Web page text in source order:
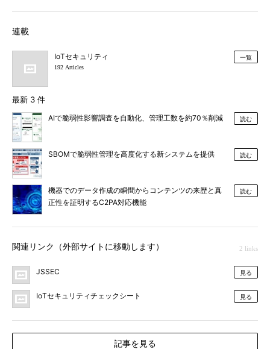
連載
IoTセキュリティ
192 Articles
一覧
最新 3 件
AIで脆弱性影響調査を自動化、管理工数を約70％削減 読む
SBOMで脆弱性管理を高度化する新システムを提供 読む
機器でのデータ作成の瞬間からコンテンツの来歴と真
正性を証明するC2PA対応機能
読む
関連リンク（外部サイトに移動します） 2 links
JSSEC 見る
IoTセキュリティチェックシート 見る
記事を見る